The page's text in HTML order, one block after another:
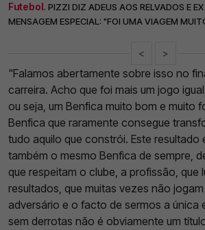
Futebol. PIZZI DIZ ADEUS AOS RELVADOS E
MENSAGEM ESPECIAL: "FOI UMA VIAGEM
< >
"Falamos abertamente sobre isso no
carreira. Acho que foi mais um jogo
ou seja, um Benfica muito bom e muito
Benfica que raramente consegue
tudo aquilo que constrói. Este resultado
também o mesmo Benfica de sempre,
que respeitam o clube, a profissão, que
resultados, que muitas vezes não
adversário e o facto de sermos a única
sem derrotas não é obviamente um